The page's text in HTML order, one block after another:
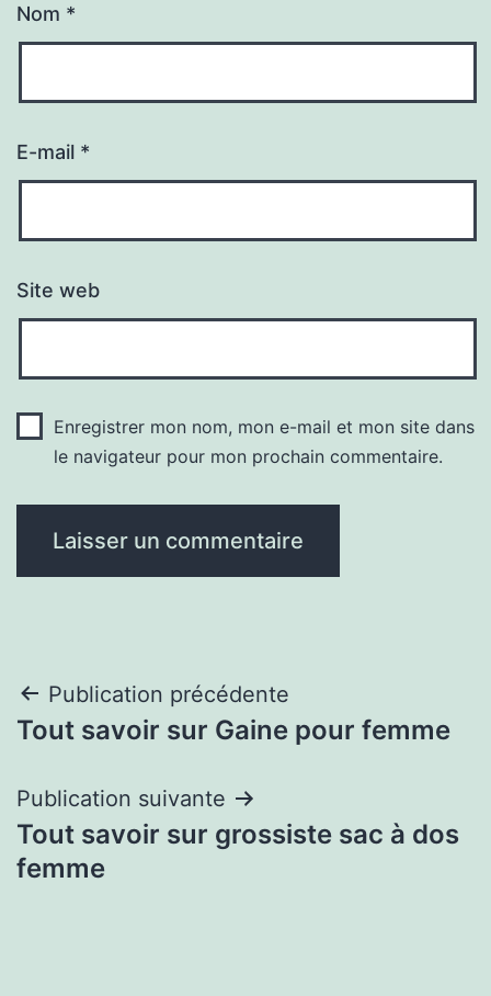
Nom *
E-mail *
Site web
Enregistrer mon nom, mon e-mail et mon site dans
le navigateur pour mon prochain commentaire.
Navigation
de
l’article
Publication précédente
Tout savoir sur Gaine pour femme
Publication suivante
Tout savoir sur grossiste sac à dos
femme